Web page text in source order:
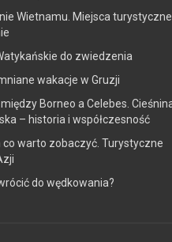
Wietnamu. Miejsca
do zwiedzenia
wakacje w Gruzji
Borneo a Celebes.
– historia i współczesność
co warto zobaczyć. Turystyczne
do wędkowania?